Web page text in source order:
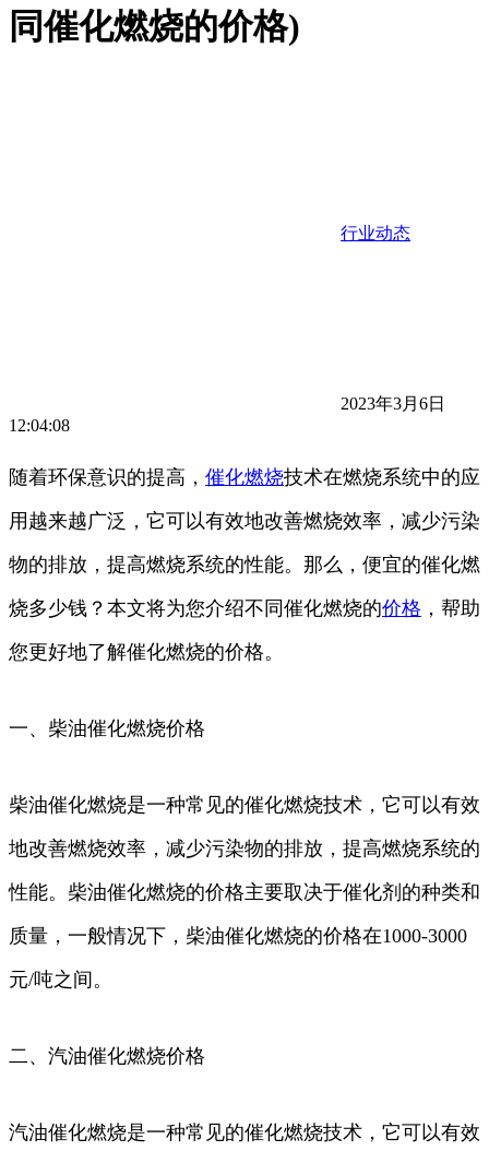
同催化燃烧的价格)
行业动态
2023年3月6日
12:04:08
随着环保意识的提高， 催化燃烧技术在燃烧系统中的应
用越来越广泛，它可以有效地改善燃烧效率，减少污染
物的排放，提高燃烧系统的性能。那么，便宜的催化燃
烧多少钱？本文将为您介绍不同催化燃烧的价格 ，帮助
您更好地了解催化燃烧的价格。
一、柴油催化燃烧价格
柴油催化燃烧是一种常见的催化燃烧技术，它可以有效
地改善燃烧效率，减少污染物的排放，提高燃烧系统的
性能。柴油催化燃烧的价格主要取决于催化剂的种类和
质量，一般情况下，柴油催化燃烧的价格在1000-3000
元/吨之间。
二、汽油催化燃烧价格
汽油催化燃烧是一种常见的催化燃烧技术，它可以有效